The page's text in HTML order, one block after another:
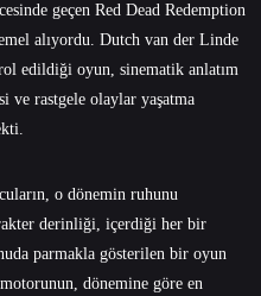
geçen Red Dead Redemption
alıyordu. Dutch van der Linde
edildiği oyun, sinematik anlatım
ve rastgele olaylar yaşatma
o dönemin ruhunu
derinliği, içerdiği her bir
parmakla gösterilen bir oyun
dönemine göre en